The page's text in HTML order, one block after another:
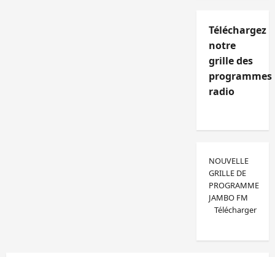
Téléchargez
notre
grille des
programmes
radio
NOUVELLE
GRILLE DE
PROGRAMME
JAMBO FM
Télécharger